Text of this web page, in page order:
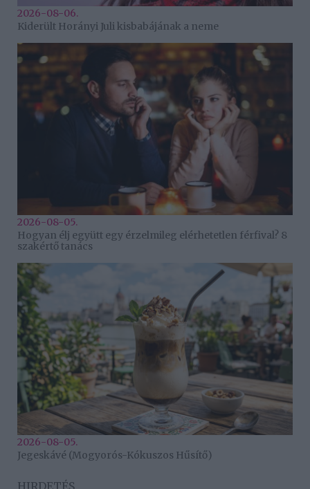
2026-08-06.
Kiderült Horányi Juli kisbabájának a neme
2026-08-05.
Hogyan élj együtt egy érzelmileg elérhetetlen férfival? 8
szakértő tanács
2026-08-05.
Jegeskávé (Mogyorós-Kókuszos Hűsítő)
HIRDETÉS